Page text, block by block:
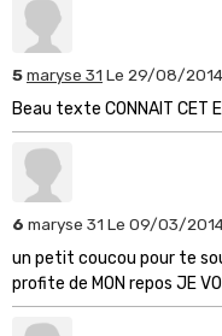
5maryse 31 Le 29/08/2014
Beau texte CONNAIT CET
6 maryse 31 Le 09/03/
un petit coucou pour te
profite de MON repos JE